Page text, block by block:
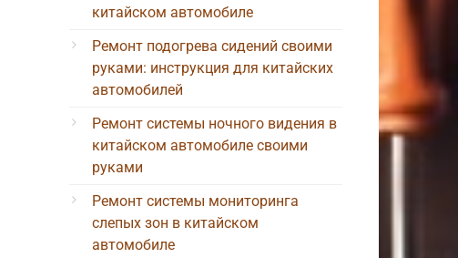
китайском автомобиле
Ремонт подогрева сидений своими
руками: инструкция для китайских
автомобилей
Ремонт системы ночного видения в
китайском автомобиле своими
руками
Ремонт системы мониторинга
слепых зон в китайском
автомобиле